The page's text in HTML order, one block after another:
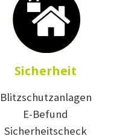
Sicherheit
Blitzschutzanlagen
E-Befund
Sicherheitscheck